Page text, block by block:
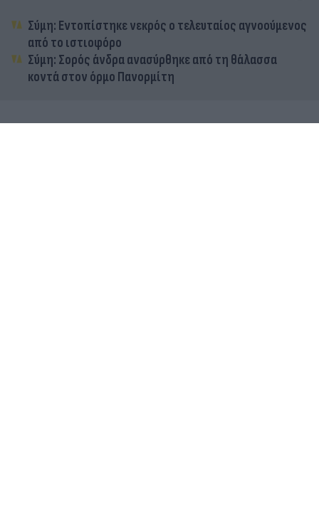
Σύμη: Εντοπίστηκε νεκρός ο τελευταίος αγνοούμενος
από το ιστιοφόρο
Σύμη: Σορός άνδρα ανασύρθηκε από τη θάλασσα
κοντά στον όρμο Πανορμίτη